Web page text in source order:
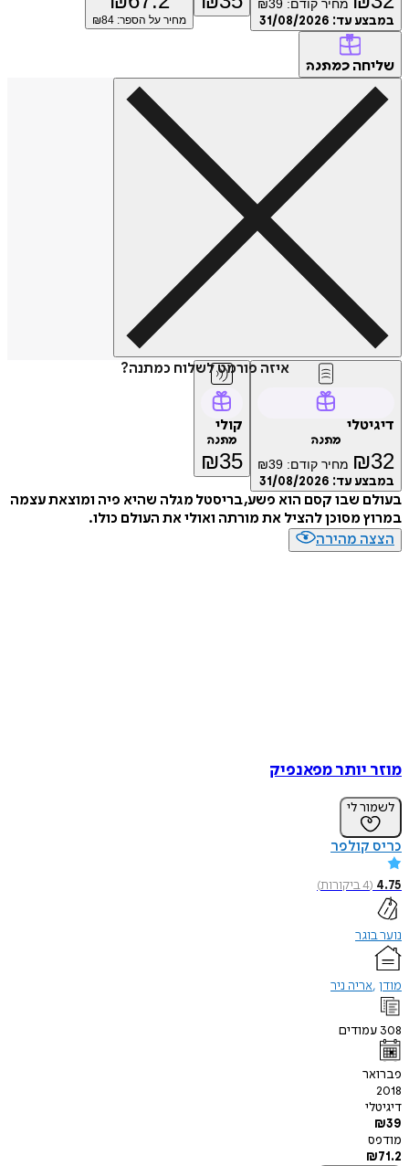
מחיר קודם: ₪39
במבצע עד: 31/08/2026 מחיר על הספר: ₪ 84
שליחה כמתנה
איזה פורמט לשלוח כמתנה?
דיגיטלי
מתנה
₪32 מחיר קודם: ₪39
במבצע עד: 31/08/2026
קולי
מתנה
₪35
בעולם שבו קסם הוא פשע, בריסטל מגלה שהיא פיה ומוצאת עצמה
במרוץ מסוכן להציל את מורתה ואולי את העולם כולו.
הצצה מהירה
מוזר יותר מפאנפיק
לשמור לי
כריס קולפר
4.75
(
4ביקורות)
נוער בוגר
מודן אריה ניר
308 עמודים
פברואר
2018
דיגיטלי
₪39
מודפס
₪71.2